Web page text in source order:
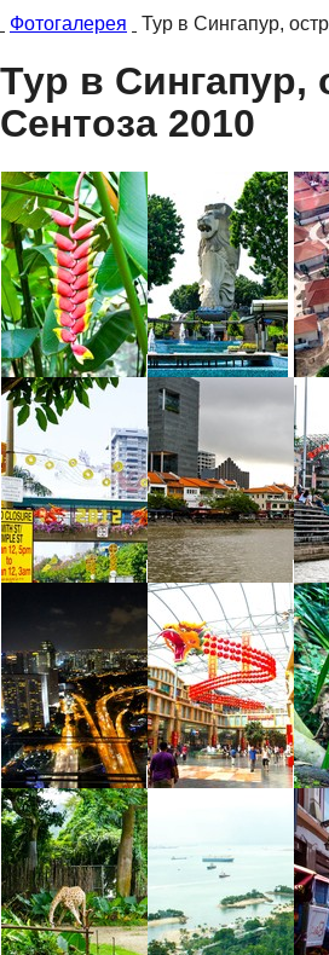
Фотогалерея
Тур в Сингапур,
Тур в Сингапур,
Сентоза 2010